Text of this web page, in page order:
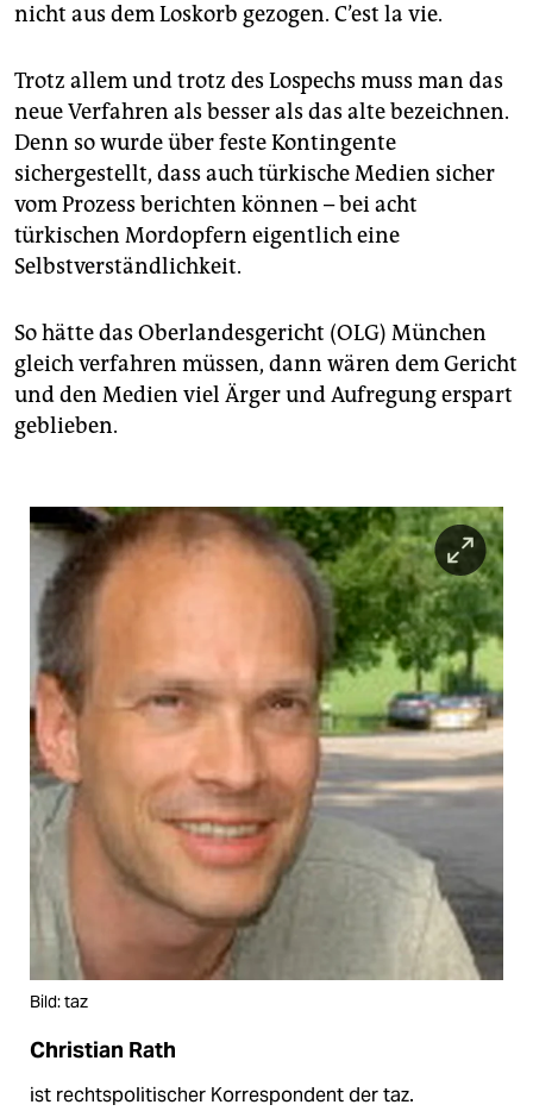
nicht aus dem Loskorb gezogen. C’est la vie.
Trotz allem und trotz des Lospechs muss man das
neue Verfahren als besser als das alte bezeichnen.
Denn so wurde über feste Kontingente
sichergestellt, dass auch türkische Medien sicher
vom Prozess berichten können – bei acht
türkischen Mordopfern eigentlich eine
Selbstverständlichkeit.
So hätte das Oberlandesgericht (OLG) München
gleich verfahren müssen, dann wären dem Gericht
und den Medien viel Ärger und Aufregung erspart
geblieben.
Bild: taz
Christian Rath
ist rechtspolitischer Korrespondent der taz.